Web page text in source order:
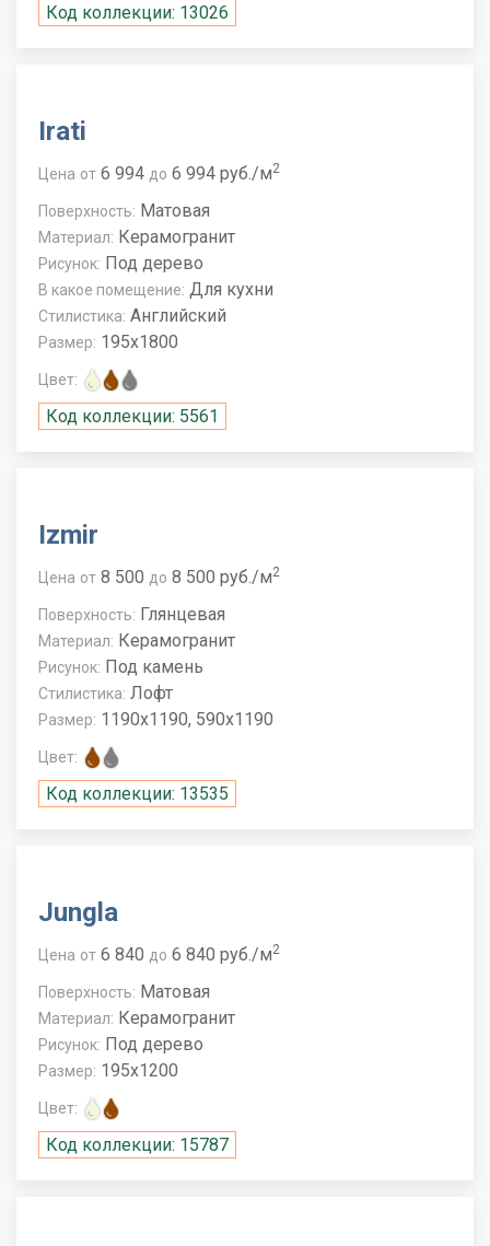
Код коллекции: 13026
Irati
Цена от 6 994 до 6 994 руб./м2
Поверхность: Матовая
Материал: Керамогранит
Рисунок: Под дерево
В какое помещение: Для кухни
Стилистика: Английский
Размер: 195x1800
Цвет:
Код коллекции: 5561
Izmir
Цена от 8 500 до 8 500 руб./м2
Поверхность: Глянцевая
Материал: Керамогранит
Рисунок: Под камень
Стилистика: Лофт
Размер: 1190x1190, 590x1190
Цвет:
Код коллекции: 13535
Jungla
Цена от 6 840 до 6 840 руб./м2
Поверхность: Матовая
Материал: Керамогранит
Рисунок: Под дерево
Размер: 195x1200
Цвет:
Код коллекции: 15787